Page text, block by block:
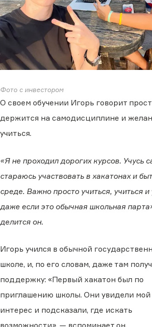
Фото с инвестором
О своем обучении Игорь говорит
держится на самодисциплине и
учиться.
«Я не проходил дорогих курсов. Учусь
стараюсь участвовать в хакатонах и
среде. Важно просто учиться, учиться и
даже если это обычная школьная
делится он.
Игорь учился в обычной
школе, и, по его словам, даже там
поддержку: «Первый хакатон был по
приглашению школы. Они увидели мой
интерес и подсказали, где искать